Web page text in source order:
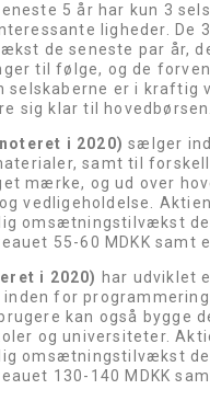
5 år har kun 3
ligheder. De
de seneste par år,
til følge, og de
selskaberne er i
sig klar til hovedbørsen.
i 2020) sælger
samt til
mærke, og ud over
vedligeholdelse.
omsætningstilvækst de
55-60 MDKK samt
i 2020) har udviklet
for
kan også bygge
og universiteter.
omsætningstilvækst de
130-140 MDKK